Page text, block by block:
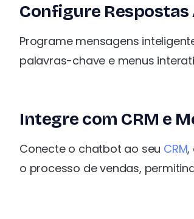
Configure
Programe mensagens
palavras-chave e menus
Integre com CRM e
Conecte o chatbot ao seu CRM,
o processo de vendas,